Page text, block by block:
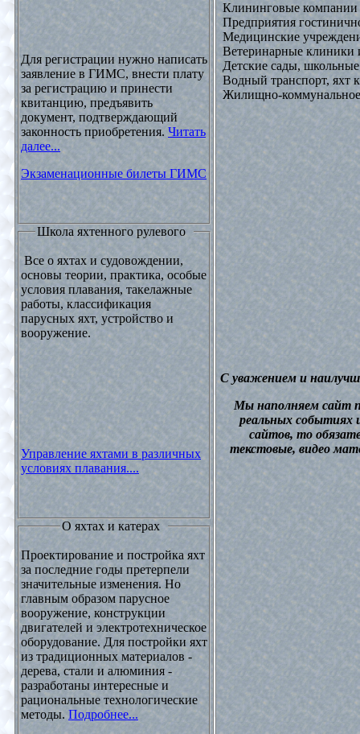
Для регистрации нужно написать
заявление в ГИМС, внести плату
за регистрацию и принести
квитанцию, предъявить
документ, подтверждающий
законность приобретения. Читать
далее...
Экзаменационные билеты ГИМС
Школа яхтенного рулевого
Все о яхтах и судовождении,
основы теории, практика, особые
условия плавания, такелажные
работы, классификация
парусных яхт, устройство и
вооружение.
Управление яхтами в различных
условиях плавания....
О яхтах и катерах
Проектирование и постройка яхт
за последние годы претерпели
значительные изменения. Но
главным образом парусное
вооружение, конструкции
двигателей и электротехническое
оборудование. Для постройки яхт
из традиционных материалов -
дерева, стали и алюминия -
разработаны интересные и
рациональные технологические
методы.Подробнее...
Клининговые компании
Предприятия
Медицинские
Ветеринарные клиники
Детские сады,
Водный транспорт,
Жилищно-коммунальное
С уважением и
Мы наполняем сайт
реальных событиях
сайтов, то
текстовые, видео